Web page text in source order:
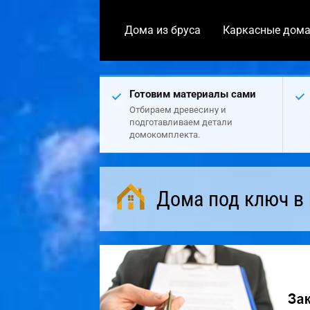
Дома из бруса Каркасные дома
Готовим материалы сами
Отбираем древесину и
подготавливаем детали
домокомплекта.
Дома под ключ в